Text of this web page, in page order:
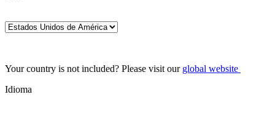
Your country is not included? Please visit our global website
Idioma